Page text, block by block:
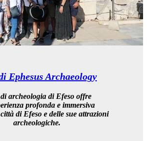
Ephesus Archaeology
archeologia di Efesooffre
profonda e immersiva
di Efeso e delle sue attrazioni
archeologiche.